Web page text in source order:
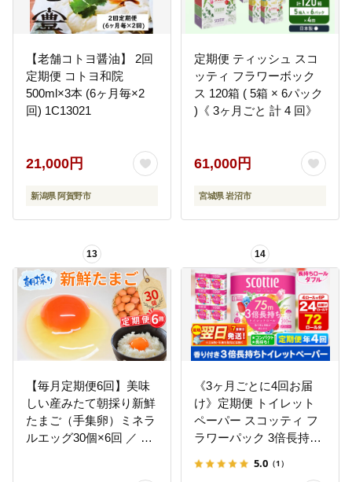
【老舗コトヨ醤油】 2回
定期便 コトヨ和院
500ml×3本 (6ヶ月毎×2
回) 1C13021
21,000円
新潟県 阿賀野市
定期便 ティッシュ スコ
ッティ フラワーボック
ス 120箱 ( 5箱 × 6パック
)《 3ヶ月ごと 計 4 回》
61,000円
宮城県 岩沼市
13
【毎月定期便6回】美味
しい産みたて朝採り新鮮
たまご（手集卵）ミネラ
ルエッグ30個×6回 ／ 卵
14
《3ヶ月ごとに4回お届
け》定期便 トイレット
ペーパー スコッティ フ
ラワーパック 3倍長持ち
ル)×6パック 秋田市オリ
5.0 （1）